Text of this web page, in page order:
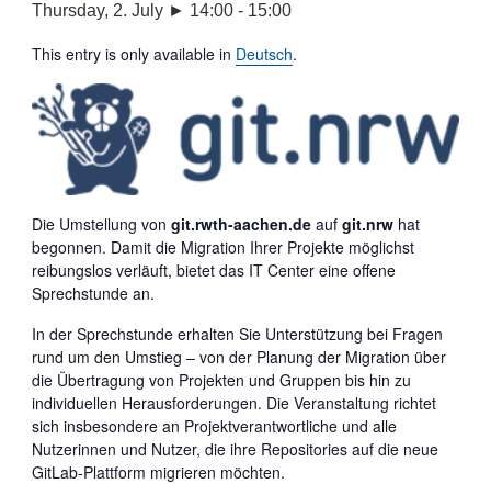
Thursday, 2. July ► 14:00- 15:00
This entry is only available in Deutsch.
Die Umstellung von git.rwth-aachen.deauf git.nrwhat
begonnen. Damit die Migration Ihrer Projekte möglichst
reibungslos verläuft, bietet das IT Center eine offene
Sprechstunde an.
In der Sprechstunde erhalten Sie Unterstützung bei Fragen
rund um den Umstieg – von der Planung der Migration über
die Übertragung von Projekten und Gruppen bis hin zu
individuellen Herausforderungen. Die Veranstaltung richtet
sich insbesondere an Projektverantwortliche und alle
Nutzerinnen und Nutzer, die ihre Repositories auf die neue
GitLab-Plattform migrieren möchten.